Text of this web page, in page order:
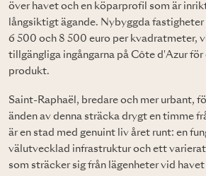
över havet och en köparprofil som är
långsiktigt ägande. Nybyggda
6 500 och 8 500 euro per kvadratmeter,
tillgängliga ingångarna på Côte d'Azur för
produkt.
Saint-Raphaël, bredare och mer urbant,
änden av denna sträcka drygt en timme
är en stad med genuint liv året runt: en
välutvecklad infrastruktur och ett
som sträcker sig från lägenheter vid